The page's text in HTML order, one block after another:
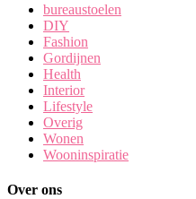
bureaustoelen
DIY
Fashion
Gordijnen
Health
Interior
Lifestyle
Overig
Wonen
Wooninspiratie
Over ons